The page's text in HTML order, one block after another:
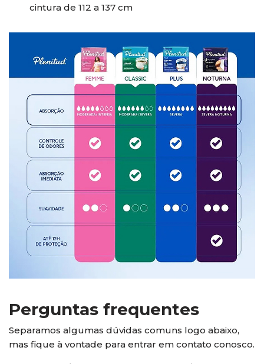
cintura de 112 a 137 cm
Perguntas frequentes
Separamos algumas dúvidas comuns logo abaixo,
mas fique à vontade para entrar em contato conosco.